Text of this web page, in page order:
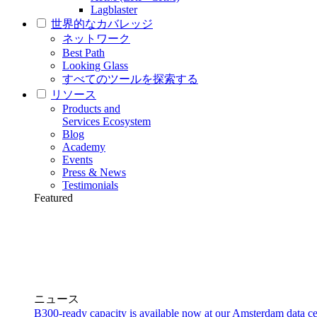
Lagblaster
世界的なカバレッジ
ネットワーク
Best Path
Looking Glass
すべてのツールを探索する
リソース
Products and
Services Ecosystem
Blog
Academy
Events
Press & News
Testimonials
Featured
ニュース
B300-ready capacity is available now at our Amsterdam data